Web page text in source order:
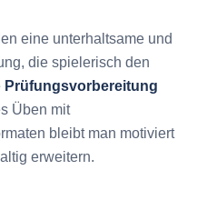
eine unterhaltsame und
die spielerisch den
Prüfungsvorbereitung
Üben mit
bleibt man motiviert
erweitern.